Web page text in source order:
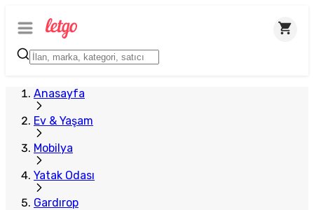
Anasayfa
Ev & Yaşam
Mobilya
Yatak Odası
Gardırop
Plus Satıcı